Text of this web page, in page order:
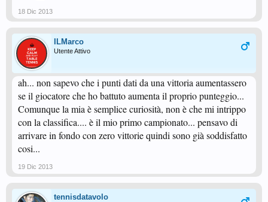
18 Dic 2013
ILMarco
Utente Attivo
ah... non sapevo che i punti dati da una vittoria aumentassero
se il giocatore che ho battuto aumenta il proprio punteggio...
Comunque la mia è semplice curiosità, non è che mi intrippo
con la classifica.... è il mio primo campionato... pensavo di
arrivare in fondo con zero vittorie quindi sono già soddisfatto
cosi...
19 Dic 2013
tennisdatavolo